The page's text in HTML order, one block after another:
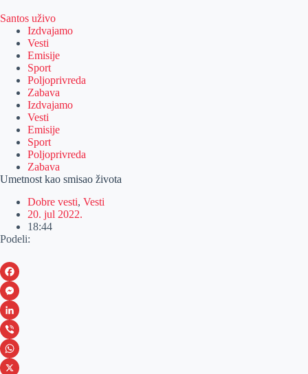
Santos uživo
Izdvajamo
Vesti
Emisije
Sport
Poljoprivreda
Zabava
Izdvajamo
Vesti
Emisije
Sport
Poljoprivreda
Zabava
Umetnost kao smisao života
Dobre vesti, Vesti
20. jul 2022.
18:44
Podeli:
F
a
c
e
b
M
e
s
s
L
i
n
V
iW